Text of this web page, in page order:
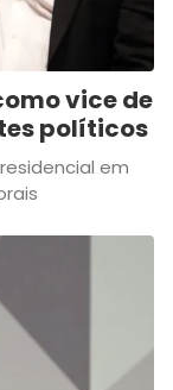
vice de
políticos
em